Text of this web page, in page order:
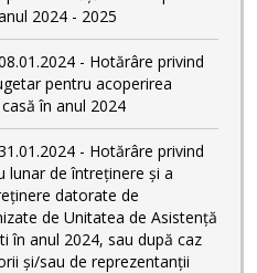
2024 - 2025
- Hotărâre privind
pentru acoperirea
în anul 2024
- Hotărâre privind
lunar de întreținere și a
datorate de
de Unitatea de Asistență
în anul 2024, sau după caz
și/sau de reprezentanții